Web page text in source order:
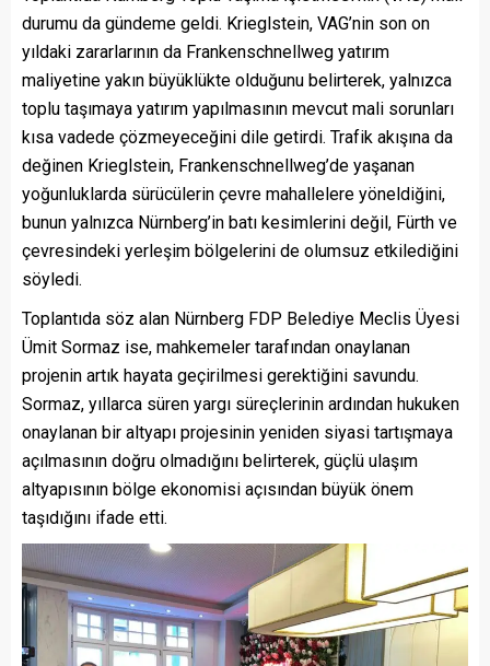
durumu da gündeme geldi. Krieglstein, VAG’nin son on
yıldaki zararlarının da Frankenschnellweg yatırım
maliyetine yakın büyüklükte olduğunu belirterek, yalnızca
toplu taşımaya yatırım yapılmasının mevcut mali sorunları
kısa vadede çözmeyeceğini dile getirdi. Trafik akışına da
değinen Krieglstein, Frankenschnellweg’de yaşanan
yoğunluklarda sürücülerin çevre mahallelere yöneldiğini,
bunun yalnızca Nürnberg’in batı kesimlerini değil, Fürth ve
çevresindeki yerleşim bölgelerini de olumsuz etkilediğini
söyledi.
Toplantıda söz alan Nürnberg FDP Belediye Meclis Üyesi
Ümit Sormaz ise, mahkemeler tarafından onaylanan
projenin artık hayata geçirilmesi gerektiğini savundu.
Sormaz, yıllarca süren yargı süreçlerinin ardından hukuken
onaylanan bir altyapı projesinin yeniden siyasi tartışmaya
açılmasının doğru olmadığını belirterek, güçlü ulaşım
altyapısının bölge ekonomisi açısından büyük önem
taşıdığını ifade etti.